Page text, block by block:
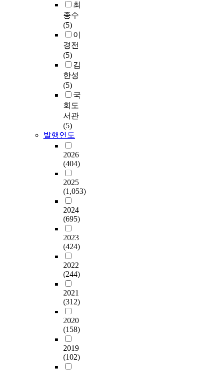
최
종수
(5)
이
경전
(5)
김
한성
(5)
국
회도
서관
(5)
발행연도
2026
(404)
2025
(1,053)
2024
(695)
2023
(424)
2022
(244)
2021
(312)
2020
(158)
2019
(102)